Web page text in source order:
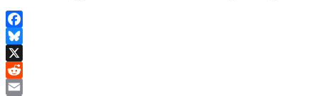
Facebook
Bluesky
X
Reddit